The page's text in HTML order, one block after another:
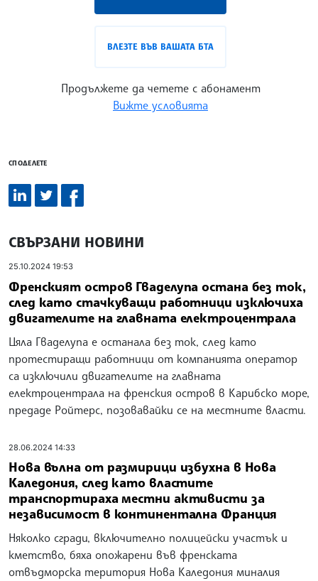
ВЛЕЗТЕ ВЪВ ВАШАТА БТА
Продължете да четете с абонамент
Вижте условията
СПОДЕЛЕТЕ
СВЪРЗАНИ НОВИНИ
25.10.2024 19:53
Френският остров Гваделупа остана без ток,
след като стачкуващи работници изключиха
двигателите на главната електроцентрала
Цяла Гваделупа е останала без ток, след като
протестиращи работници от компанията оператор
са изключили двигателите на главната
електроцентрала на френския остров в Карибско море,
предаде Ройтерс, позовавайки се на местните власти.
28.06.2024 14:33
Нова вълна от размирици избухна в Нова
Каледония, след като властите
транспортираха местни активисти за
независимост в континентална Франция
Няколко сгради, включително полицейски участък и
кметство, бяха опожарени във френската
отвъдморска територия Нова Каледония миналия